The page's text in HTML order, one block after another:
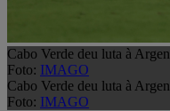
Cabo Verde deu luta à
Foto: IMAGO
Cabo Verde deu luta à
Foto: IMAGO